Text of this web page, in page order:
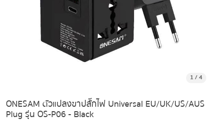
1 /4
ONESAM ตัวแปลงขาปลั๊กไฟ Universal EU/UK/US/AUS
Plug รุ่น OS-P06 - Black